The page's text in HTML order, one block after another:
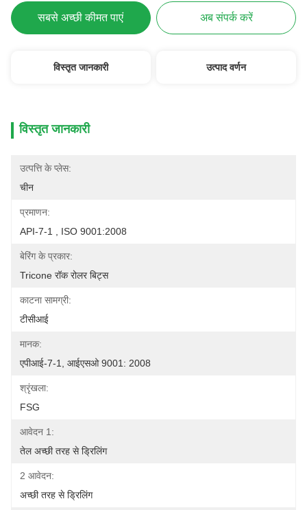
सबसे अच्छी कीमत पाएं अब संपर्क करें
विस्तृत जानकारी उत्पाद वर्णन
विस्तृत जानकारी
उत्पत्ति के प्लेस:
चीन
प्रमाणन:
API-7-1 , ISO 9001:2008
बेरिंग के प्रकार:
Tricone रॉक रोलर बिट्स
काटना सामग्री:
टीसीआई
मानक:
एपीआई-7-1, आईएसओ 9001: 2008
श्रृंखला:
FSG
आवेदन 1:
तेल अच्छी तरह से ड्रिलिंग
2 आवेदन:
अच्छी तरह से ड्रिलिंग